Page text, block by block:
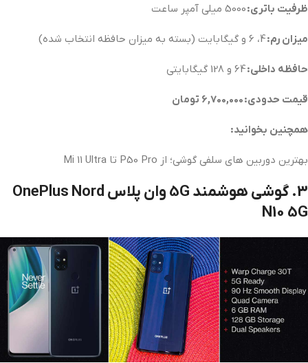
ظرفیت باتری:
میزان رم:
حافظه داخلی:
قیمت حدودی: 6,700,000 تومان
همچنین بخوانید:
بهترین دوربین های سلفی گوشی؛ از P50 Pro تا Mi 11 Ultra
3. گوشی هوشمند 5G وان پلاس OnePlus Nord
N10 5G